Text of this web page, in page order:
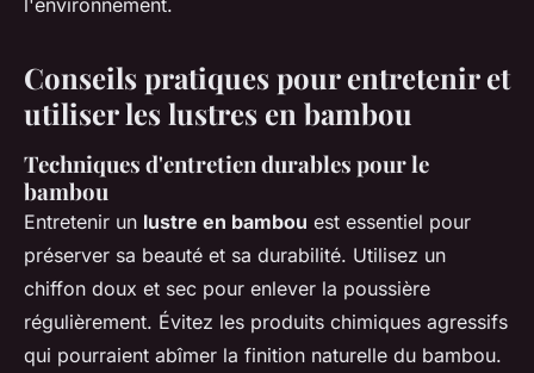
l'environnement.
Conseils pratiques pour entretenir et
utiliser les lustres en bambou
Techniques d'entretien durables pour le
bambou
Entretenir un lustre en bambou est essentiel pour
préserver sa beauté et sa durabilité. Utilisez un
chiffon doux et sec pour enlever la poussière
régulièrement. Évitez les produits chimiques agressifs
qui pourraient abîmer la finition naturelle du bambou.